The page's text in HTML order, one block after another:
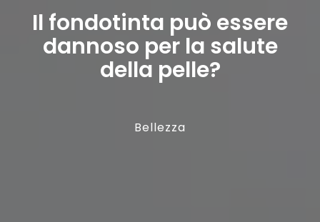
Il fondotinta può essere
dannoso per la salute
della pelle?
Bellezza